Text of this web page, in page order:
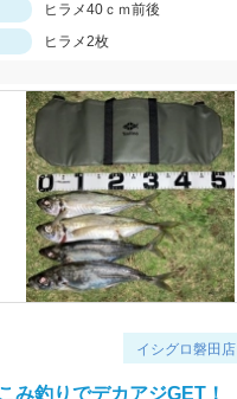
ヒラメ40ｃｍ前後
ヒラメ2枚
イシグロ磐田店
み釣りでデカアジGET！